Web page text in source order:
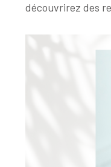
découvrirez des